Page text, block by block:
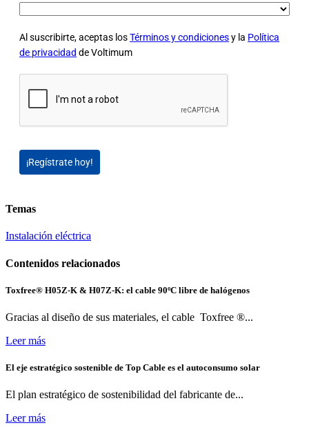
Al suscribirte, aceptas losTérminos y condicionesy la Política
de privacidad de Voltimum
¡Regístrate hoy!
Temas
Instalación eléctrica
Contenidos relacionados
Toxfree® H05Z-K & H07Z-K: el cable 90ºC libre de halógenos
Gracias al diseño de sus materiales, el cable Toxfree ®...
Leer más
El eje estratégico sostenible de Top Cable es el autoconsumo solar
El plan estratégico de sostenibilidad del fabricante de...
Leer más